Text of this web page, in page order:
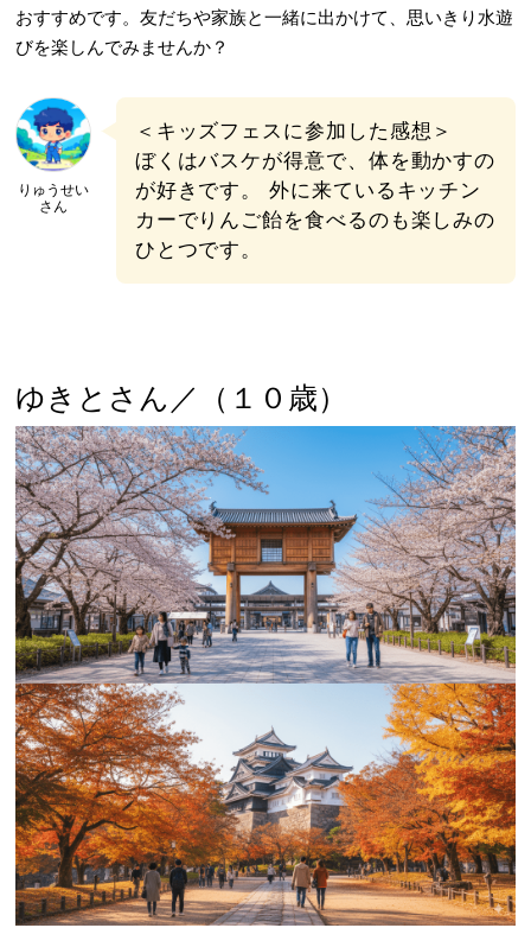
おすすめです。友だちや家族と一緒に出かけて、思いきり水遊
びを楽しんでみませんか？
りゅうせい
さん
＜キッズフェスに参加した感想＞
ぼくはバスケが得意で、体を動かすの
が好きです。 外に来ているキッチン
カーでりんご飴を食べるのも楽しみの
ひとつです。
ゆきとさん／（１０歳）